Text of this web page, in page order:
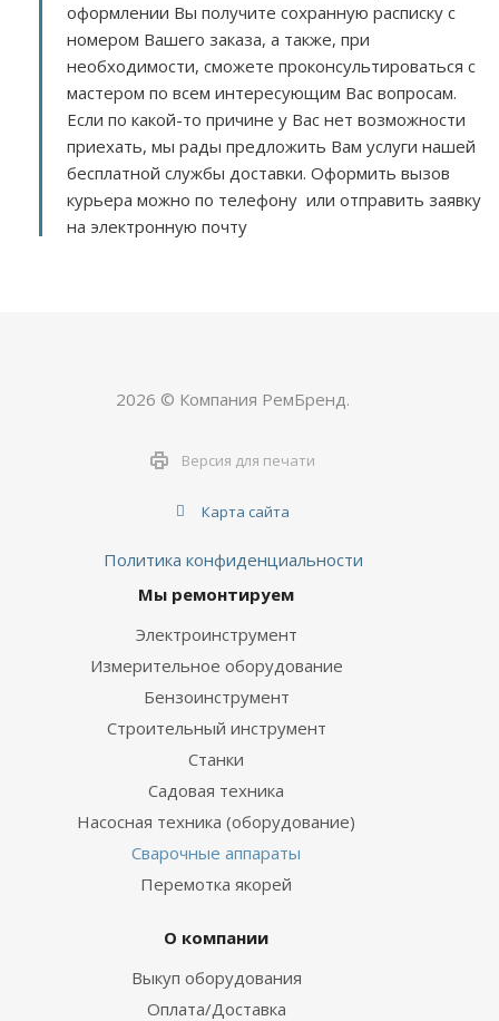
оформлении Вы получите сохранную расписку с
номером Вашего заказа, а также, при
необходимости, сможете проконсультироваться с
мастером по всем интересующим Вас вопросам.
Если по какой-то причине у Вас нет возможности
приехать, мы рады предложить Вам услуги нашей
бесплатной службы доставки. Оформить вызов
курьера можно по телефону или отправить заявку
на электронную почту
2026 © Компания РемБренд.
Версия для печати
Карта сайта
Политика конфиденциальности
Мы ремонтируем
Электроинструмент
Измерительное оборудование
Бензоинструмент
Строительный инструмент
Станки
Садовая техника
Насосная техника (оборудование)
Сварочные аппараты
Перемотка якорей
О компании
Выкуп оборудования
Оплата/Доставка